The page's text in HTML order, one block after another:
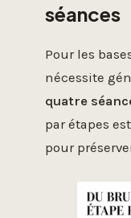
séances
Pour les
nécessite
quatre
par étapes
pour